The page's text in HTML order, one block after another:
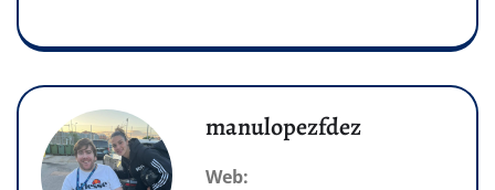
manulopezfdez
Web: